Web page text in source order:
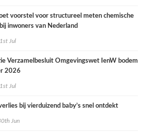
voorstel voor structureel meten chemische
inwoners van Nederland
Jul
Verzamelbesluit Omgevingswet IenW bodem
2026
Jul
bij vierduizend baby’s snel ontdekt
Jun